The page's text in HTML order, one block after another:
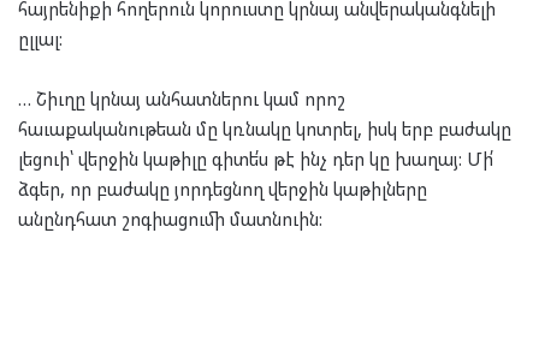
հայրենիքի հողերուն կորուստը կրնայ անվերականգնելի
ըլլալ:
… Շիւղը կրնայ անհատներու կամ որոշ
հաւաքականութեան մը կռնակը կոտրել, իսկ երբ բաժակը
լեցուի՝ վերջին կաթիլը գիտե՛ս թէ ինչ դեր կը խաղայ: Մի՛
ձգեր, որ բաժակը յորդեցնող վերջին կաթիլները
անընդհատ շոգիացումի մատնուին: